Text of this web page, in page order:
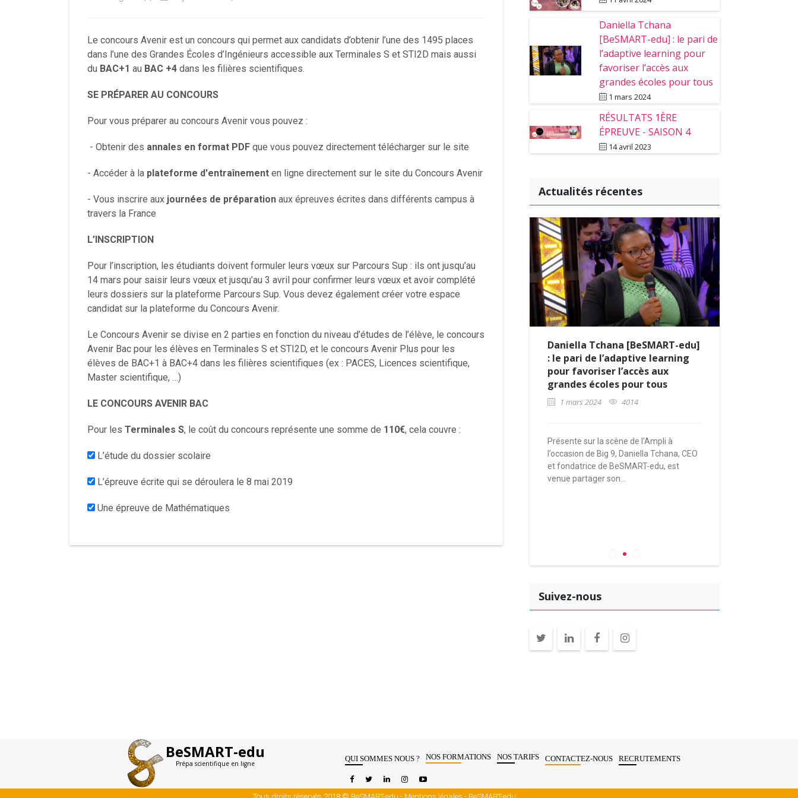
Le concours Avenir est un concours qui permet aux candidats d’obtenir l’une des 1495 places
dans l’une des Grandes Écoles d’Ingénieurs accessible aux Terminales S et STI2D mais aussi
du BAC+1 au BAC +4 dans les filières scientifiques.
SE PRÉPARER AU CONCOURS
Pour vous préparer au concours Avenir vous pouvez :
- Obtenir des annales en format PDF que vous pouvez directement télécharger sur le site
- Accéder à la plateforme d'entraînement en ligne directement sur le site du Concours Avenir
- Vous inscrire aux journées de préparation aux épreuves écrites dans différents campus à
travers la France
L’INSCRIPTION
Pour l’inscription, les étudiants doivent formuler leurs vœux sur Parcours Sup : ils ont jusqu’au
14 mars pour saisir leurs vœux et jusqu’au 3 avril pour confirmer leurs vœux et avoir complété
leurs dossiers sur la plateforme Parcours Sup. Vous devez également créer votre espace
candidat sur la plateforme du Concours Avenir.
Le Concours Avenir se divise en 2 parties en fonction du niveau d’études de l’élève, le concours
Avenir Bac pour les élèves en Terminales S et STI2D, et le concours Avenir Plus pour les
élèves de BAC+1 à BAC+4 dans les filières scientifiques (ex : PACES, Licences scientifique,
Master scientifique, …)
LE CONCOURS AVENIR BAC
Pour les Terminales S, le coût du concours représente une somme de 110€, cela couvre :
L’étude du dossier scolaire
L’épreuve écrite qui se déroulera le 8 mai 2019
Une épreuve de Mathématiques
Daniella Tchana
[BeSMART-edu] : le pari de
l’adaptive learning pour
favoriser l’accès aux
grandes écoles pour tous
1 mars 2024
RÉSULTATS 1ÈRE
ÉPREUVE - SAISON 4
14 avril 2023
Actualités récentes
Waouhhhhh 60 finalistes : les
Résultats sont là
Daniella Tchana [BeSMART-edu]
: le pari de l’adaptive learning
pour favoriser l’accès aux
grandes écoles pour tous
1 mars 2024 4014
Présente sur la scène de l’Ampli à
l’occasion de Big 9, Daniella Tchana, CEO
et fondatrice de BeSMART-edu, est
venue partager son...
Suivez-nous
BeSMART-edu
Prépa scientifique en ligne
QUI SOMMES NOUS ? NOS FORMATIONS NOS TARIFS CONTACTEZ-NOUS RECRUTEMENTS